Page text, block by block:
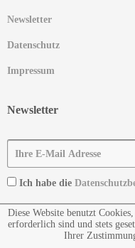
Newsletter
Datenschutz
Impressum
Newsletter
Ich habe die
Diese Website benutzt
erforderlich sind und stets
Ihrer